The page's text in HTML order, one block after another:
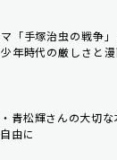
マ「手塚治虫の戦争
年時代の厳しさと
青松輝さんの大切
由に